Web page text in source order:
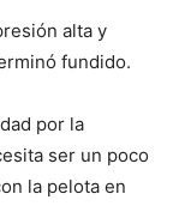
alta y
fundido.
por la
ser un poco
la pelota en